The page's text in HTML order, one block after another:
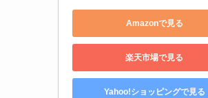
Amazonで見る
楽天市場で見る
Yahoo!ショッピングで見る